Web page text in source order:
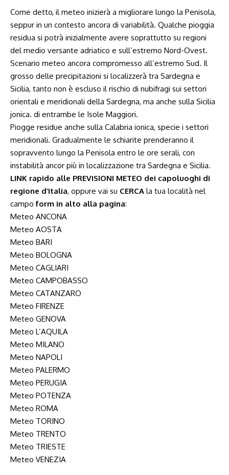
Come detto, il meteo inizierà a migliorare lungo la Penisola,
seppur in un contesto ancora di variabilità. Qualche pioggia
residua si potrà inizialmente avere soprattutto su regioni
del medio versante adriatico e sull’estremo Nord-Ovest.
Scenario meteo ancora compromesso all’estremo Sud. Il
grosso delle precipitazioni si localizzerà tra Sardegna e
Sicilia, tanto non è escluso il rischio di nubifragi sui settori
orientali e meridionali della Sardegna, ma anche sulla Sicilia
jonica. di entrambe le Isole Maggiori.
Piogge residue anche sulla Calabria ionica, specie i settori
meridionali. Gradualmente le schiarite prenderanno il
sopravvento lungo la Penisola entro le ore serali, con
instabilità ancor più in localizzazione tra Sardegna e Sicilia.
LINK rapido alle PREVISIONI METEO dei capoluoghi di
regione d’Italia, oppure vai su CERCA la tua località nel
campoform in alto alla pagina:
Meteo ANCONA
Meteo AOSTA
Meteo BARI
Meteo BOLOGNA
Meteo CAGLIARI
Meteo CAMPOBASSO
Meteo CATANZARO
Meteo FIRENZE
Meteo GENOVA
Meteo L’AQUILA
Meteo MILANO
Meteo NAPOLI
Meteo PALERMO
Meteo PERUGIA
Meteo POTENZA
Meteo ROMA
Meteo TORINO
Meteo TRENTO
Meteo TRIESTE
Meteo VENEZIA